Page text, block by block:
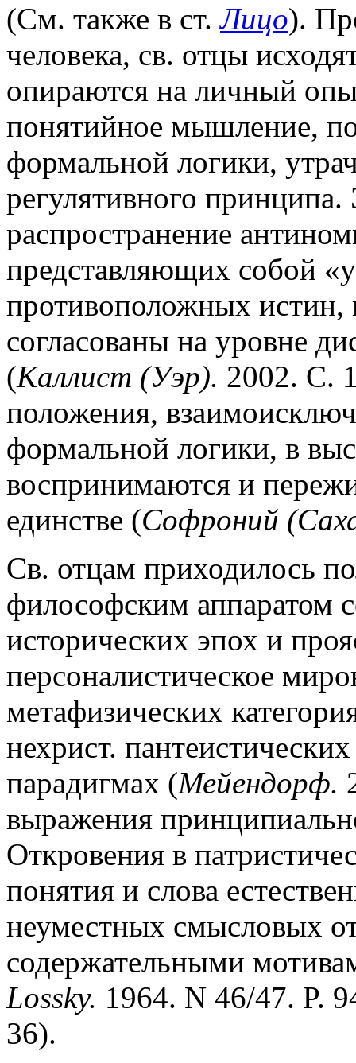
(См. также в ст.Лицо).
человека, св. отцы
опираются на личный
понятийное мышление,
формальной логики,
регулятивного принципа.
распространение
представляющих собой
противоположных истин,
согласованы на уровне
(Каллист (Уэр). 2002. С.
положения,
формальной логики, в
воспринимаются и
единстве (Софроний
Св. отцам приходилось
философским аппаратом
исторических эпох и
персоналистическое
метафизических
нехрист.
парадигмах (Мейендорф.
выражения
Откровения в
понятия и слова
неуместных смысловых
содержательными
Lossky. 1964. N 46/47. P.
36).